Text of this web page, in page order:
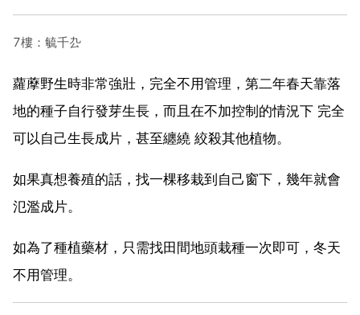
7樓：毓千厹
蘿藦野生時非常強壯，完全不用管理，第二年春天靠落
地的種子自行發芽生長，而且在不加控制的情況下 完全
可以自己生長成片，甚至纏繞 絞殺其他植物。
如果真想養殖的話，找一棵移栽到自己窗下，幾年就會
氾濫成片。
如為了種植藥材，只需找田間地頭栽種一次即可，冬天
不用管理。